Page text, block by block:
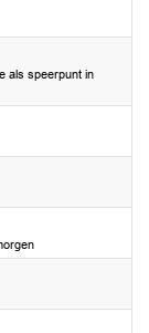
als speerpunt in